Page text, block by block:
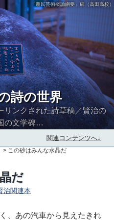
「農民芸術概論綱要」碑（高田高校）
詩の世界
リンクされた詩草稿／賢治の
の文学碑…
関連コンテンツへ↓
> この砂はみんな水晶だ
だ
治関連本
、あの汽車から見えたきれ